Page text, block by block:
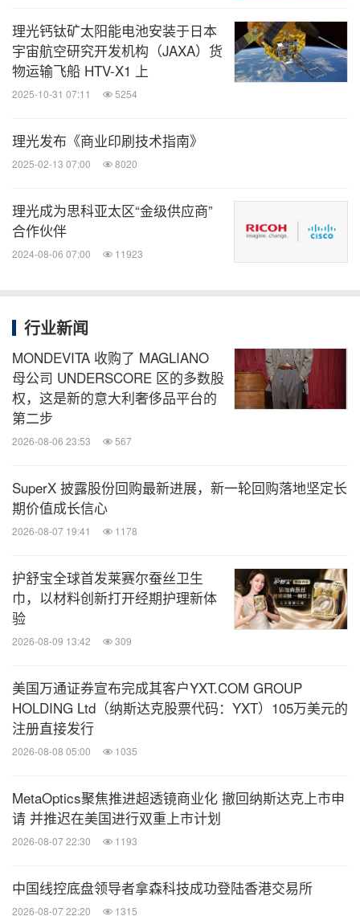
阅！
关键词：电脑/电子 消费电子 日用品 办公室用品
零
售业
人工智能
分享到：
理光钙钛矿太阳能电池安装于日本
宇宙航空研究开发机构（JAXA）货
物运输飞船 HTV-X1 上
2025-10-31 07:11 5254
理光发布《商业印刷技术指南》
2025-02-13 07:00 8020
理光成为思科亚太区“金级供应商”
合作伙伴
2024-08-06 07:00 11923
行业新闻
MONDEVITA 收购了 MAGLIANO
母公司 UNDERSCORE 区的多数股
权，这是新的意大利奢侈品平台的
第二步
2026-08-06 23:53 567
SuperX 披露股份回购最新进展，新一轮回购落地坚定长
期价值成长信心
2026-08-07 19:41 1178
护舒宝全球首发莱赛尔蚕丝卫生
巾，以材料创新打开经期护理新体
验
2026-08-09 13:42 309
美国万通证券宣布完成其客户YXT.COM GROUP
HOLDING Ltd（纳斯达克股票代码：YXT）105万美元的
注册直接发行
2026-08-08 05:00 1035
MetaOptics聚焦推进超透镜商业化 撤回纳斯达克上市申
请 并推迟在美国进行双重上市计划
2026-08-07 22:30 1193
中国线控底盘领导者拿森科技成功登陆香港交易所
2026-08-07 22:20 1315